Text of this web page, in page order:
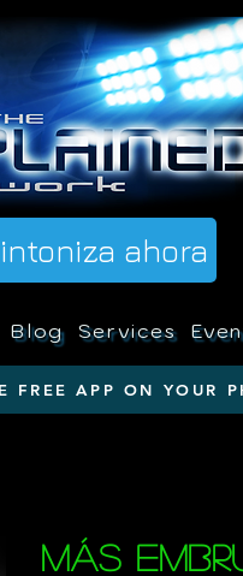
ahora
Blog Services
FREE APP ON YOUR
más